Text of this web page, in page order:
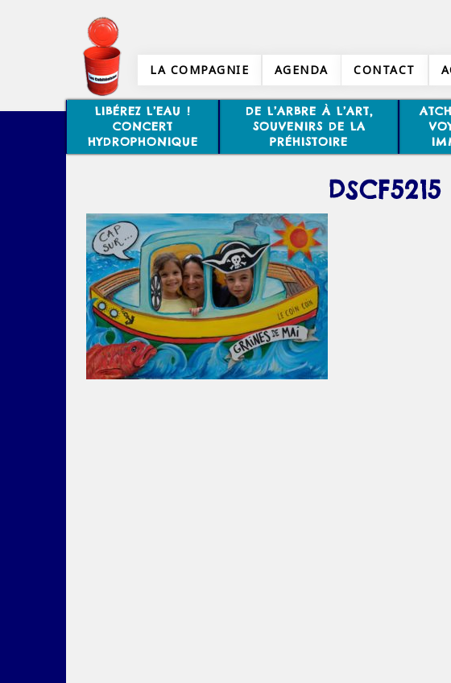
LA COMPAGNIE AGENDA CONTACT
LIBÉREZ L’EAU !
CONCERT
HYDROPHONIQUE
DE L’ARBRE À L’ART,
SOUVENIRS DE LA
PRÉHISTOIRE